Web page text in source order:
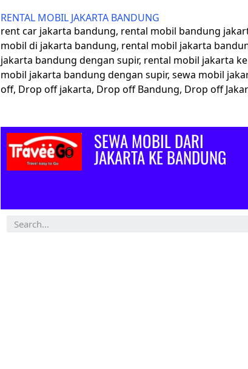
RENTAL MOBIL JAKARTA BANDUNG
rent car jakarta bandung, rental mobil bandung
mobil di jakarta bandung, rental mobil jakarta
jakarta bandung dengan supir, rental mobil jakarta
mobil jakarta bandung dengan supir, sewa mobil
off, Drop off jakarta, Drop off Bandung, Drop off
SEWA MOBIL DARI
JAKARTA KE BANDUNG